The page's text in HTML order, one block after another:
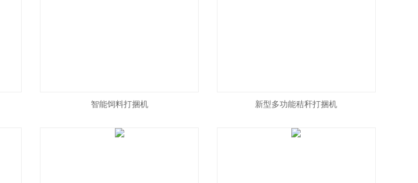
智能饲料打捆机 新型多功能秸秆打捆机